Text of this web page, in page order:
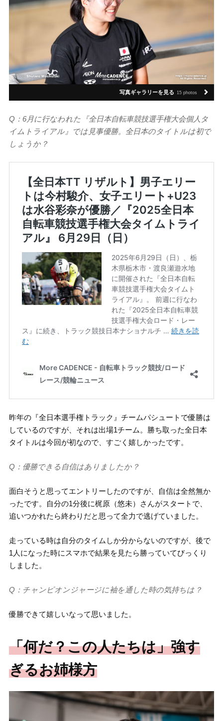
写真ギャラリーを見る 15 photos
Q：6月に行なわれた『全日本自転車競技選手権大会個人タ
イムトライアル』では見事優勝。全日本のタイトルは初で
しょうか？
昨年の『全日本選手権トラック』チームパシュートで優勝は
しているのですが、それは出場1チーム。勝ち取った全日本
タイトルは今回が初なので、すごく嬉しかったです。
Q：優勝できる自信はありましたか？
面白そうと思ってエントリーしたのですが、自信は全然無か
ったです。自分の1分後に梶原（悠未）さんがスタートで、
追いつかれたら終わりだと思って全力で逃げていました。
走っている時は自分のタイムしか分からないのですが、後で
1人になった時にスマホで結果を見たら勝っていてびっくり
しました。
Q：チャンピオンジャージに袖を通した時の気持ちは？
優勝できて嬉しいなって思いました。
「何だ？この人たちは」強す
ぎるお姉様方